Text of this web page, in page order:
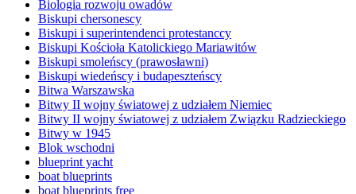
Biologia rozwoju owadów
Biskupi chersonescy
Biskupi i superintendenci protestanccy
Biskupi Kościoła Katolickiego Mariawitów
Biskupi smoleńscy (prawosławni)
Biskupi wiedeńscy i budapeszteńscy
Bitwa Warszawska
Bitwy II wojny światowej z udziałem Niemiec
Bitwy II wojny światowej z udziałem Związku Radzieckiego
Bitwy w 1945
Blok wschodni
blueprint yacht
boat blueprints
boat blueprints free